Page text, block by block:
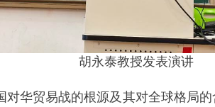
胡永泰教授发表演讲
华贸易战的根源及其对全球格局